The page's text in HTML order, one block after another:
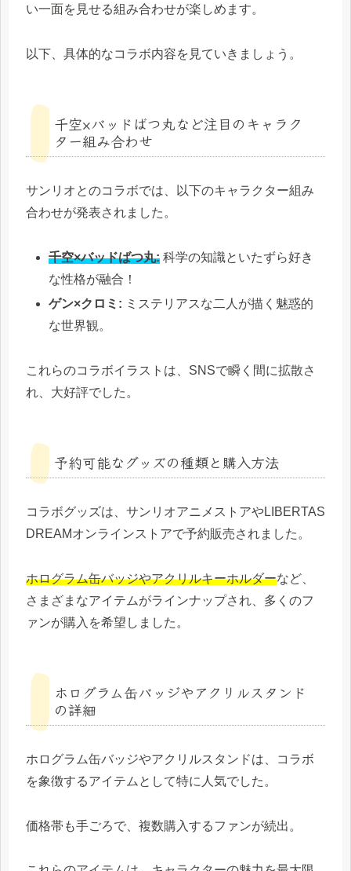
い一面を見せる組み合わせが楽しめます。
以下、具体的なコラボ内容を見ていきましょう。
千空×バッドばつ丸など注目のキャラク
ター組み合わせ
サンリオとのコラボでは、以下のキャラクター組み
合わせが発表されました。
千空×バッドばつ丸: 科学の知識といたずら好き
な性格が融合！
ゲン×クロミ: ミステリアスな二人が描く魅惑的
な世界観。
これらのコラボイラストは、SNSで瞬く間に拡散さ
れ、大好評でした。
予約可能なグッズの種類と購入方法
コラボグッズは、サンリオアニメストアやLIBERTAS
DREAMオンラインストアで予約販売されました。
ホログラム缶バッジやアクリルキーホルダーなど、
さまざまなアイテムがラインナップされ、多くのフ
ァンが購入を希望しました。
ホログラム缶バッジやアクリルスタンド
の詳細
ホログラム缶バッジやアクリルスタンドは、コラボ
を象徴するアイテムとして特に人気でした。
価格帯も手ごろで、複数購入するファンが続出。